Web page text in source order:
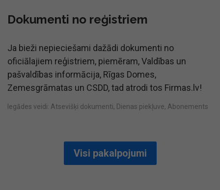
Dokumenti no reģistriem
Ja bieži nepieciešami dažādi dokumenti no
oficiālajiem reģistriem, piemēram, Valdības un
pašvaldības informācija, Rīgas Domes,
Zemesgrāmatas un CSDD, tad atrodi tos Firmas.lv!
Iegādes veidi: Atsevišķi dokumenti, Dienas piekļuve, Abonements
Visi pakalpojumi